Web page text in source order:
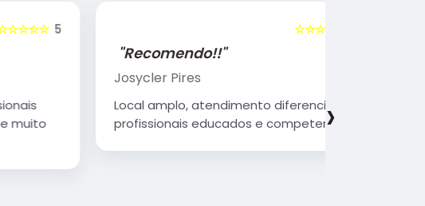
5 5
☆☆☆☆☆
"Recomendo!!"
Josycler Pires
Local amplo, atendimento diferenciado,
profissionais educados e competentes
›